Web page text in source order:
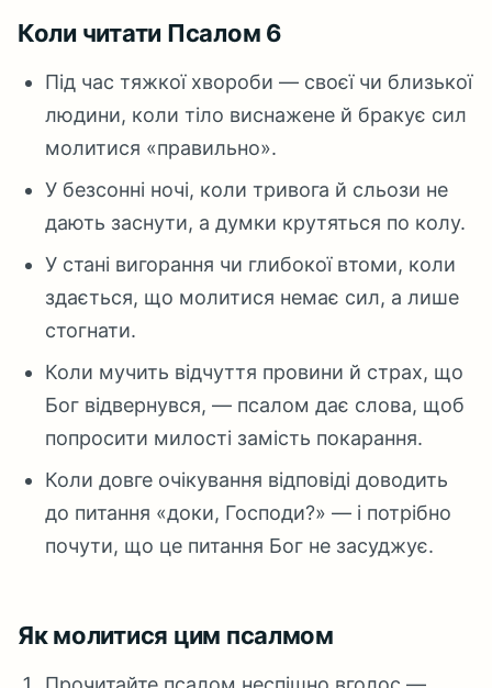
Коли читати Псалом 6
Під час тяжкої хвороби — своєї чи близької
людини, коли тіло виснажене й бракує сил
молитися «правильно».
У безсонні ночі, коли тривога й сльози не
дають заснути, а думки крутяться по колу.
У стані вигорання чи глибокої втоми, коли
здається, що молитися немає сил, а лише
стогнати.
Коли мучить відчуття провини й страх, що
Бог відвернувся, — псалом дає слова, щоб
попросити милості замість покарання.
Коли довге очікування відповіді доводить
до питання «доки, Господи?» — і потрібно
почути, що це питання Бог не засуджує.
Як молитися цим псалмом